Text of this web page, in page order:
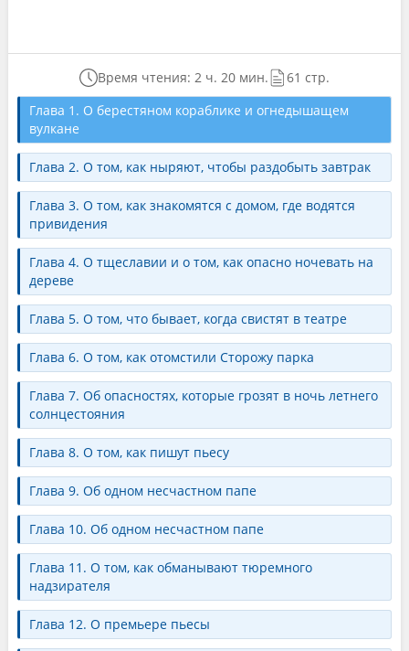
Время чтения: 2 ч. 20 мин.
61 стр.
Глава 1. О берестяном кораблике и огнедышащем
вулкане
Глава 2. О том, как ныряют, чтобы раздобыть завтрак
Глава 3. О том, как знакомятся с домом, где водятся
привидения
Глава 4. О тщеславии и о том, как опасно ночевать на
дереве
Глава 5. О том, что бывает, когда свистят в театре
Глава 6. О том, как отомстили Сторожу парка
Глава 7. Об опасностях, которые грозят в ночь летнего
солнцестояния
Глава 8. О том, как пишут пьесу
Глава 9. Об одном несчастном папе
Глава 10. Об одном несчастном папе
Глава 11. О том, как обманывают тюремного
надзирателя
Глава 12. О премьере пьесы